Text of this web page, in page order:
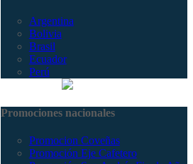
Argentina
Bolivia
Brasil
Ecuador
Perú
Promociones nacionales
Promocion Coveñas
Promoción Eje Cafetero